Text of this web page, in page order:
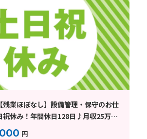
残業ほぼなし】設備管理・保守のお仕
休み！年間休日128日♪月収25万円
円